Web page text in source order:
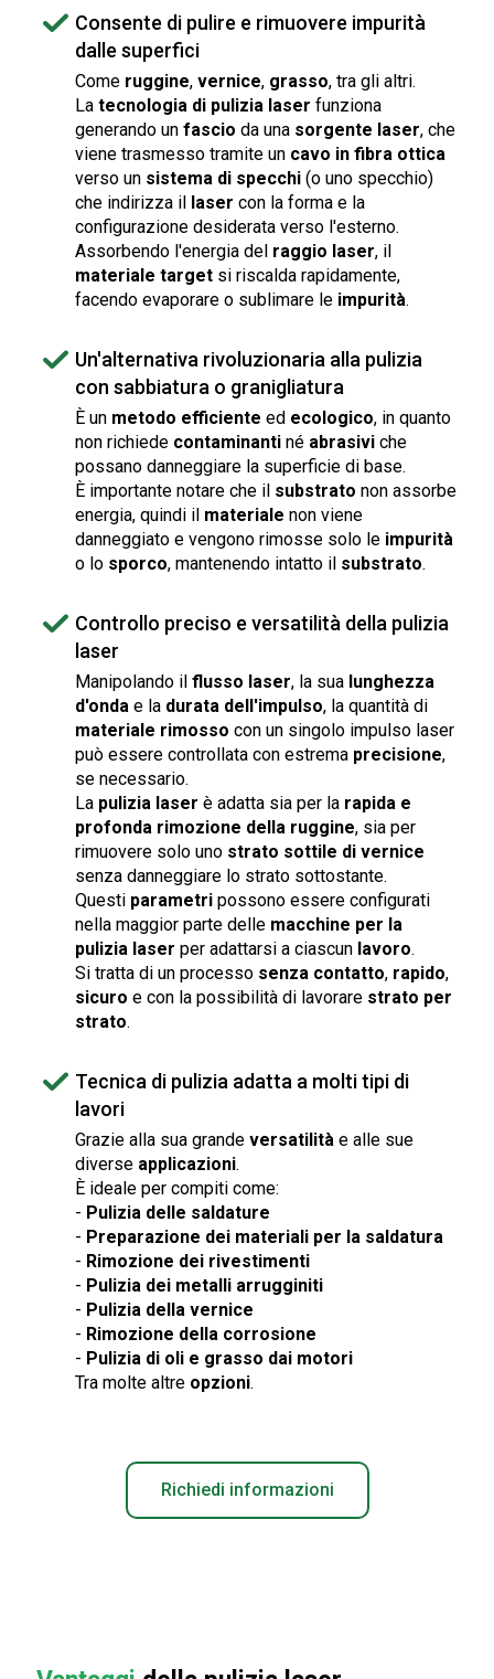
Consente di pulire e rimuovere impurità
dalle superfici
Come ruggine, vernice, grasso, tra gli altri.
La tecnologia di pulizia laser funziona
generando un fascio da una sorgente laser, che
viene trasmesso tramite un cavo in fibra ottica
verso un sistema di specchi (o uno specchio)
che indirizza il laser con la forma e la
configurazione desiderata verso l'esterno.
Assorbendo l'energia del raggio laser, il
materiale target si riscalda rapidamente,
facendo evaporare o sublimare le impurità.
Un'alternativa rivoluzionaria alla pulizia
con sabbiatura o granigliatura
È un metodo efficiente ed ecologico, in quanto
non richiede contaminanti né abrasivi che
possano danneggiare la superficie di base.
È importante notare che il substrato non assorbe
energia, quindi il materiale non viene
danneggiato e vengono rimosse solo le impurità
o lo sporco, mantenendo intatto il substrato.
Controllo preciso e versatilità della pulizia
laser
Manipolando il flusso laser, la sua lunghezza
d'onda e la durata dell'impulso, la quantità di
materiale rimosso con un singolo impulso laser
può essere controllata con estrema precisione,
se necessario.
La pulizia laser è adatta sia per la rapida e
profonda rimozione della ruggine, sia per
rimuovere solo uno strato sottile di vernice
senza danneggiare lo strato sottostante.
Questi parametri possono essere configurati
nella maggior parte delle macchine per la
pulizia laser per adattarsi a ciascun lavoro.
Si tratta di un processo senza contatto, rapido,
sicuro e con la possibilità di lavorare strato per
strato.
Tecnica di pulizia adatta a molti tipi di
lavori
Grazie alla sua grande versatilità e alle sue
diverse applicazioni.
È ideale per compiti come:
- Pulizia delle saldature
- Preparazione dei materiali per la saldatura
- Rimozione dei rivestimenti
- Pulizia dei metalli arrugginiti
- Pulizia della vernice
- Rimozione della corrosione
- Pulizia di oli e grasso dai motori
Tra molte altre opzioni.
Richiedi informazioni